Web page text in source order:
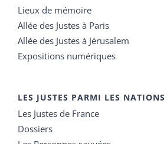
Lieux de mémoire
Allée des Justes à Paris
Allée des Justes à Jérusalem
Expositions numériques
LES JUSTES PARMI LES NATIONS
Les Justes de France
Dossiers